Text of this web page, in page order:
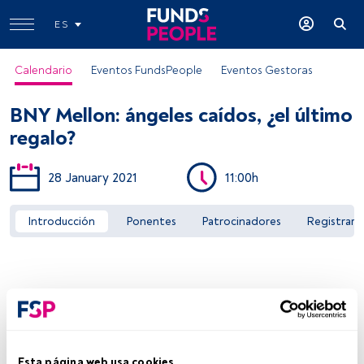
ES
Calendario Eventos FundsPeople Eventos Gestoras
BNY Mellon: ángeles caídos, ¿el último
regalo?
28 January 2021 11:00h
Introducción Ponentes Patrocinadores